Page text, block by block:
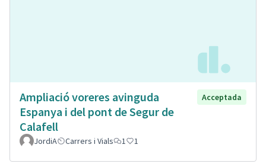
Ampliació voreres avinguda
Espanya i del pont de Segur de
Calafell
Acceptada
JordiA Carrers i Vials 1 1